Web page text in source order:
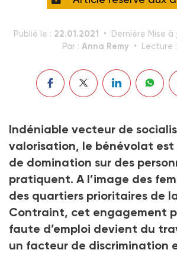
Publié le : 22.01.2021 Dernière Mise à
Par : Anna Remy Lecture :
Indéniable vecteur de
valorisation, le bénévolat est
de domination sur des
pratiquent. A l’image des
des quartiers prioritaires de
Contraint, cet engagement
faute d’emploi devient du
un facteur de discrimination